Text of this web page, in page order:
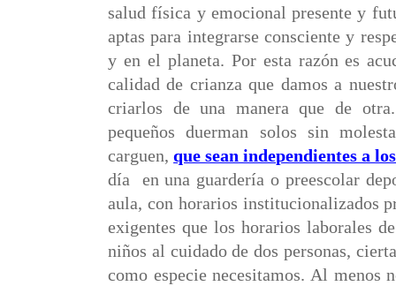
salud física y emocional presente y
aptas para integrarse consciente y
y en el planeta. Por esta razón es
calidad de crianza que damos a
criarlos de una manera que de
pequeños duerman solos sin
carguen,que sean independientes a
día
en una guardería o preescolar
aula, con horarios institucionalizados
exigentes que los horarios laborales
niños al cuidado de dos personas,
como especie necesitamos. Al menos